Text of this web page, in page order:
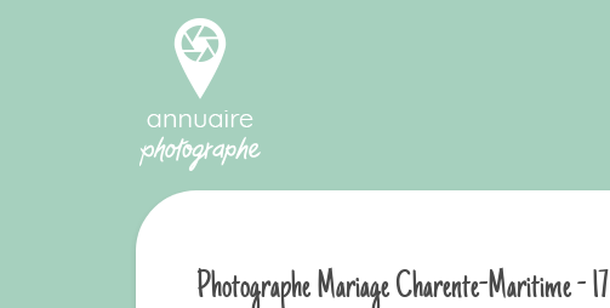
Photographe Mariage Charente-Maritime - 17